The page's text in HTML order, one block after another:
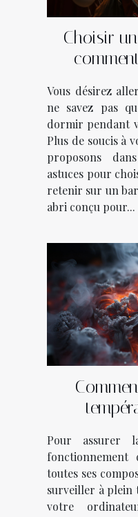
Choisir
Vous désirez
ne savez pas
dormir pendant
Plus de soucis à
proposons
astuces pour
retenir sur un
abri conçu pour...
Pour assurer
toutes ses
surveiller à plein
votre